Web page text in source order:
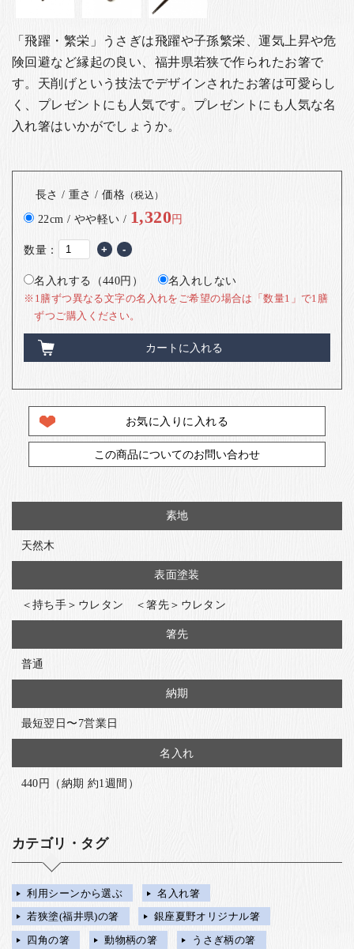
「飛躍・繁栄」うさぎは飛躍や子孫繁栄、運気上昇や危
険回避など縁起の良い、福井県若狭で作られたお箸で
す。天削げという技法でデザインされたお箸は可愛らし
く、プレゼントにも人気です。 プレゼントにも人気な名
入れ箸はいかがでしょうか。
長さ / 重さ / 価格 （税込）
22cm / やや軽い / 1,320円
数量： + -
名入れする（440円） 名入れしない
※1膳ずつ異なる文字の名入れをご希望の場合は「数量1」で1膳
ずつご購入ください。
カートに入れる
お気に入りに入れる
この商品についてのお問い合わせ
素地
天然木
表面塗装
＜持ち手＞ウレタン ＜箸先＞ウレタン
箸先
普通
納期
最短翌日〜7営業日
名入れ
440円（納期 約1週間）
カテゴリ・タグ
利用シーンから選ぶ
名入れ箸
若狭塗(福井県)の箸
銀座夏野オリジナル箸
四角の箸
動物柄の箸 うさぎ柄の箸